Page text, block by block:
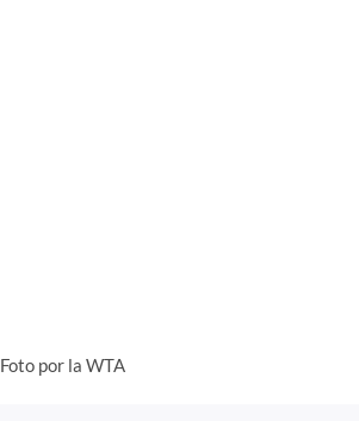
Foto por la WTA